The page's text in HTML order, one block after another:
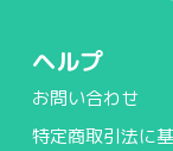
ヘルプ
お問い合わせ
特定商取引法に